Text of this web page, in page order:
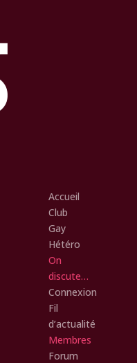
Accueil
Club
Gay
Hétéro
On
discute…
Connexion
Fil
d’actualité
Membres
Forum